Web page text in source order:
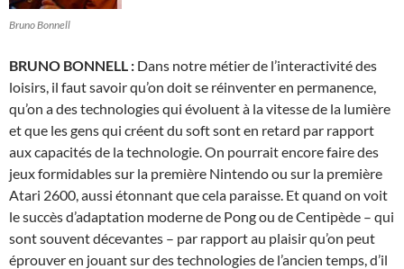
Bruno Bonnell
BRUNO BONNELL : Dans notre métier de l’interactivité des
loisirs, il faut savoir qu’on doit se réinventer en permanence,
qu’on a des technologies qui évoluent à la vitesse de la lumière
et que les gens qui créent du soft sont en retard par rapport
aux capacités de la technologie. On pourrait encore faire des
jeux formidables sur la première Nintendo ou sur la première
Atari 2600, aussi étonnant que cela paraisse. Et quand on voit
le succès d’adaptation moderne de Pong ou de Centipède – qui
sont souvent décevantes – par rapport au plaisir qu’on peut
éprouver en jouant sur des technologies de l’ancien temps, d’il